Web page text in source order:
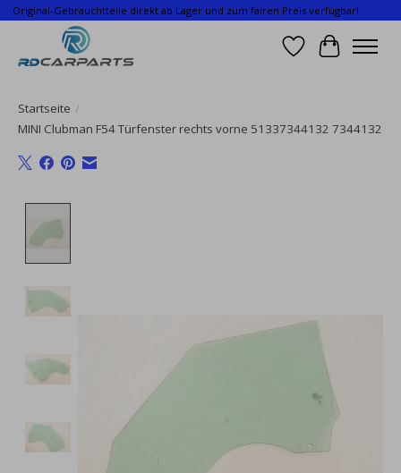
Original-Gebrauchtteile direkt ab Lager und zum fairen Preis verfügbar!
Wunschzettel
Ihr
Startseite /
MINI Clubman F54 Türfenster rechts vorne 51337344132 7344132